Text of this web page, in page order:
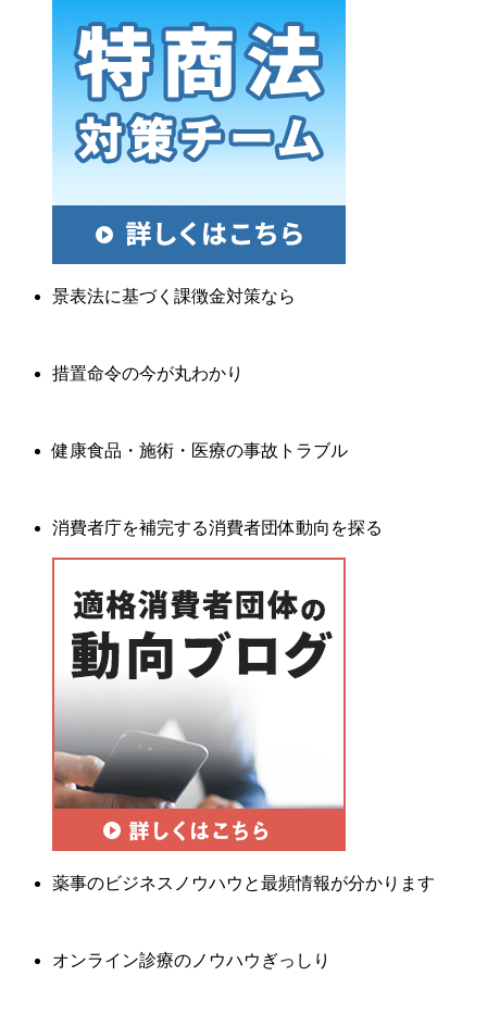
景表法に基づく課徴金対策なら
措置命令の今が丸わかり
健康食品・施術・医療の事故トラブル
消費者庁を補完する消費者団体動向を探る
薬事のビジネスノウハウと最頻情報が分かります
オンライン診療のノウハウぎっしり